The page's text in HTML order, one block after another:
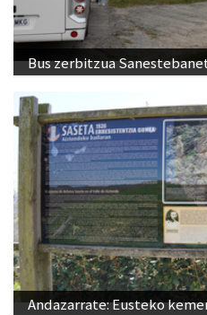
Bus zerbitzua
Andazarrate: Eusteko